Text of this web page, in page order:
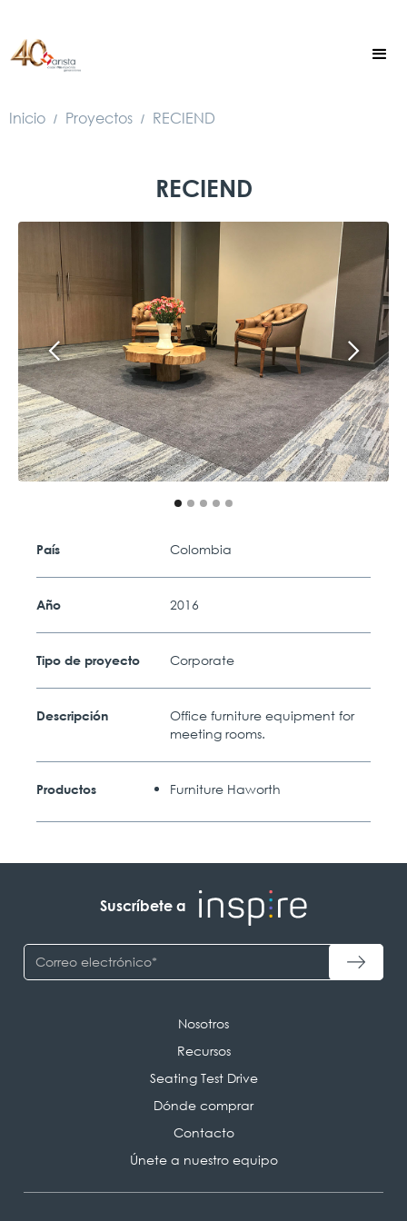
Inicio / Proyectos / RECIEND
RECIEND
País Colombia
Año 2016
Tipo de proyecto Corporate
Descripción
Office furniture equipment for
meeting rooms.
Productos Furniture Haworth
Suscríbete a
Nosotros
Recursos
Seating Test Drive
Dónde comprar
Contacto
Únete a nuestro equipo